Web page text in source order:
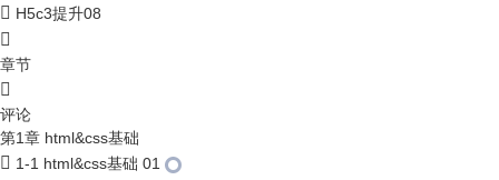
H5c3提升08
章节
评论
第1章 html&css基础
1-1 html&css基础 01